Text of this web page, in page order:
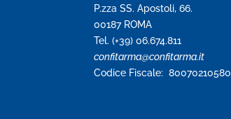
P.zza SS. Apostoli, 66.
00187 ROMA
Tel. (+39) 06.674.811
confitarma@confitarma.it
Codice Fiscale: 80070210580